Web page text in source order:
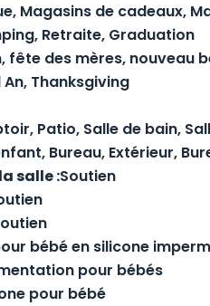
Magasins de cadeaux,
Retraite, Graduation
fête des mères, nouveau
Thanksgiving
Patio, Salle de bain,
Bureau, Extérieur,
salle :Soutien
bébé en silicone
pour bébés
pour bébé